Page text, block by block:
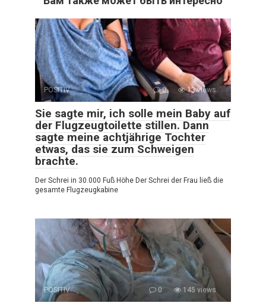
POSITIV 0 13 views
Sie sagte mir, ich solle mein Baby auf
der Flugzeugtoilette stillen. Dann
sagte meine achtjährige Tochter
etwas, das sie zum Schweigen
brachte.
Der Schrei in 30.000 Fuß Höhe Der Schrei der Frau ließ die
gesamte Flugzeugkabine
POSITIV 0 145 views